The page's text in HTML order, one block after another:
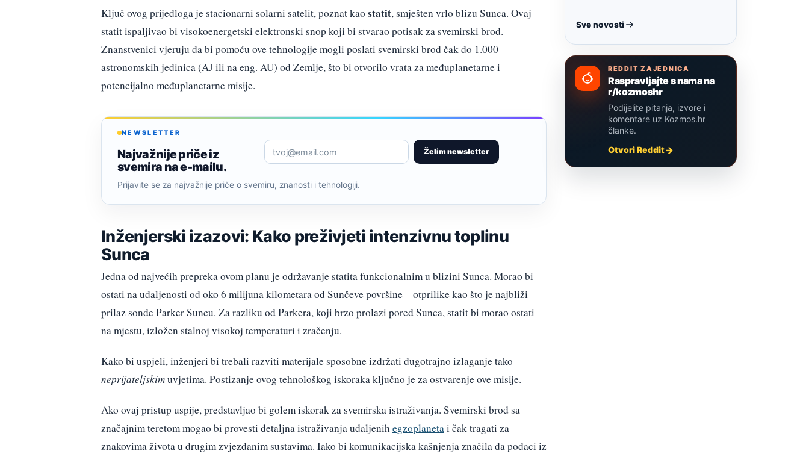
Ključ ovog prijedloga je stacionarni solarni satelit, poznat kao statit, smješten vrlo blizu Sunca. Ovaj
statit ispaljivao bi visokoenergetski elektronski snop koji bi stvarao potisak za svemirski brod.
Znanstvenici vjeruju da bi pomoću ove tehnologije mogli poslati svemirski brod čak do 1.000
astronomskih jedinica (AJ ili na eng. AU) od Zemlje, što bi otvorilo vrata za međuplanetarne i
potencijalno međuplanetarne misije.
NEWSLETTER
Najvažnije priče iz
svemira na e-mailu.
Želim newsletter
Prijavite se za najvažnije priče o svemiru, znanosti i tehnologiji.
Inženjerski izazovi: Kako preživjeti intenzivnu toplinu
Sunca
Jedna od najvećih prepreka ovom planu je održavanje statita funkcionalnim u blizini Sunca. Morao bi
ostati na udaljenosti od oko 6 milijuna kilometara od Sunčeve površine—otprilike kao što je najbliži
prilaz sonde Parker Suncu. Za razliku od Parkera, koji brzo prolazi pored Sunca, statit bi morao ostati
na mjestu, izložen stalnoj visokoj temperaturi i zračenju.
Kako bi uspjeli, inženjeri bi trebali razviti materijale sposobne izdržati dugotrajno izlaganje tako
neprijateljskimuvjetima. Postizanje ovog tehnološkog iskoraka ključno je za ostvarenje ove misije.
Ako ovaj pristup uspije, predstavljao bi golem iskorak za svemirska istraživanja. Svemirski brod sa
značajnim teretom mogao bi provesti detaljna istraživanja udaljenihegzoplanetai čak tragati za
znakovima života u drugim zvjezdanim sustavima. Iako bi komunikacijska kašnjenja značila da podaci iz
Sve novosti
REDDIT ZAJEDNICA
Raspravljajte s nama na
r/kozmoshr
Podijelite pitanja, izvore i
komentare uz Kozmos.hr
članke.
Otvori Reddit